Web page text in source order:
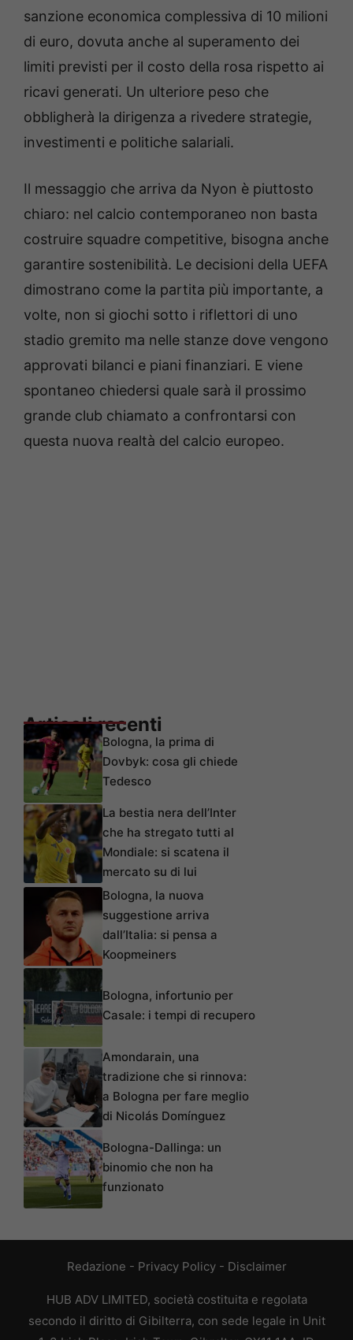
sanzione economica complessiva di 10 milioni
di euro, dovuta anche al superamento dei
limiti previsti per il costo della rosa rispetto ai
ricavi generati. Un ulteriore peso che
obbligherà la dirigenza a rivedere strategie,
investimenti e politiche salariali.
Il messaggio che arriva da Nyon è piuttosto
chiaro: nel calcio contemporaneo non basta
costruire squadre competitive, bisogna anche
garantire sostenibilità. Le decisioni della UEFA
dimostrano come la partita più importante, a
volte, non si giochi sotto i riflettori di uno
stadio gremito ma nelle stanze dove vengono
approvati bilanci e piani finanziari. E viene
spontaneo chiedersi quale sarà il prossimo
grande club chiamato a confrontarsi con
questa nuova realtà del calcio europeo.
Articoli recenti
Bologna, la prima di
Dovbyk: cosa gli chiede
Tedesco
La bestia nera dell’Inter
che ha stregato tutti al
Mondiale: si scatena il
mercato su di lui
Bologna, la nuova
suggestione arriva
dall’Italia: si pensa a
Koopmeiners
Bologna, infortunio per
Casale: i tempi di recupero
Amondarain, una
tradizione che si rinnova:
a Bologna per fare meglio
di Nicolás Domínguez
Bologna-Dallinga: un
binomio che non ha
funzionato
Redazione - Privacy Policy- Disclaimer
HUB ADV LIMITED, società costituita e regolata
secondo il diritto di Gibilterra, con sede legale in Unit